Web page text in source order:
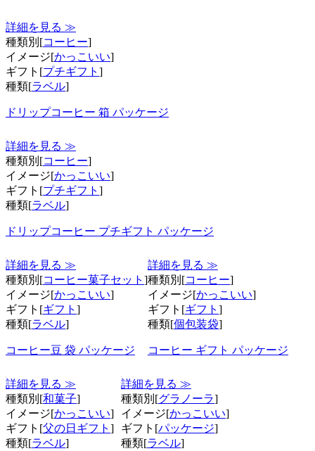
詳細を見る ≫
種類別[コーヒー]
イメージ[かっこいい]
ギフト[プチギフト ]
種類[ラベル]
ドリップコーヒー 箱 パッケージ
詳細を見る ≫
種類別[コーヒー]
イメージ[かっこいい]
ギフト[プチギフト ]
種類[ラベル]
ドリップコーヒー プチギフト パッケージ
詳細を見る ≫
種類別[コーヒー菓子セット ]
イメージ[かっこいい]
ギフト[ギフト ]
種類[ラベル]
コーヒー豆 袋 パッケージ
詳細を見る ≫
種類別[コーヒー]
イメージ[かっこいい]
ギフト[ギフト ]
種類[個包装袋]
コーヒー ギフト パッケージ
詳細を見る ≫
種類別[和菓子]
イメージ[かっこいい]
ギフト[父の日ギフト ]
種類[ラベル]
詳細を見る ≫
種類別[グラノーラ]
イメージ[かっこいい]
ギフト[パッケージ]
種類[ラベル]